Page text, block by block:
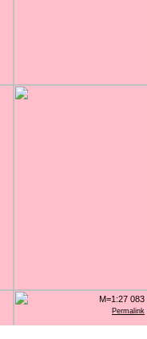
Permalink
M=1:27 083